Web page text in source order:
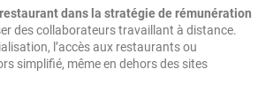
dans la stratégie de rémunération
des collaborateurs travaillant à distance.
l’accès aux restaurants ou
simplifié, même en dehors des sites